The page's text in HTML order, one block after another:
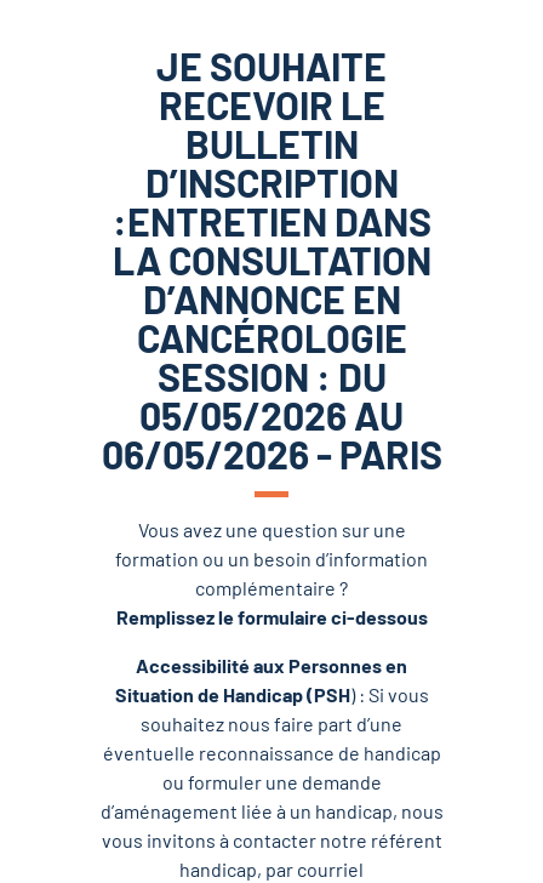
JE SOUHAITE
RECEVOIR LE
BULLETIN
D’INSCRIPTION
:ENTRETIEN DANS
LA CONSULTATION
D’ANNONCE EN
CANCÉROLOGIE
SESSION : DU
05/05/2026 AU
06/05/2026 - PARIS
Vous avez une question sur une
formation ou un besoin d’information
complémentaire ?
Remplissez le formulaire ci-dessous
Accessibilité aux Personnes en
Situation de Handicap (PSH) : Si vous
souhaitez nous faire part d’une
éventuelle reconnaissance de handicap
ou formuler une demande
d’aménagement liée à un handicap, nous
vous invitons à contacter notre référent
handicap, par courriel